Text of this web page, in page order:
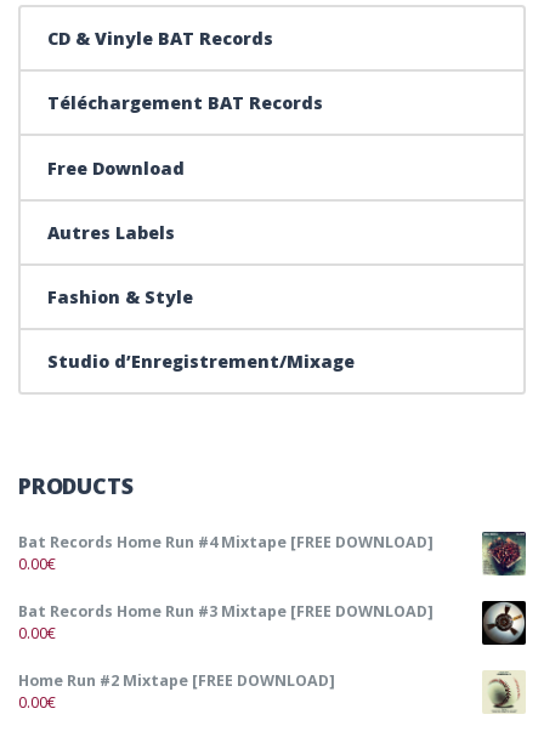
CD & Vinyle BAT Records
Téléchargement BAT Records
Free Download
Autres Labels
Fashion & Style
Studio d’Enregistrement/Mixage
PRODUCTS
Bat Records Home Run #4 Mixtape [FREE DOWNLOAD]
0.00€
Bat Records Home Run #3 Mixtape [FREE DOWNLOAD]
0.00€
Home Run #2 Mixtape [FREE DOWNLOAD]
0.00€